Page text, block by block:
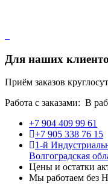
Для наших
Приём заказов
Работа с заказами: В
+7 904 409 99 61
+7 905 338 76 15
1-й
Волгоградская
Цены и остатки
Мы работаем без